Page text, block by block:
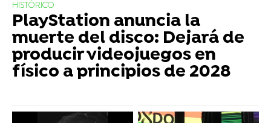
HISTÓRICO
PlayStation anuncia la
muerte del disco: Dejará de
producir videojuegos en
físico a principios de 2028